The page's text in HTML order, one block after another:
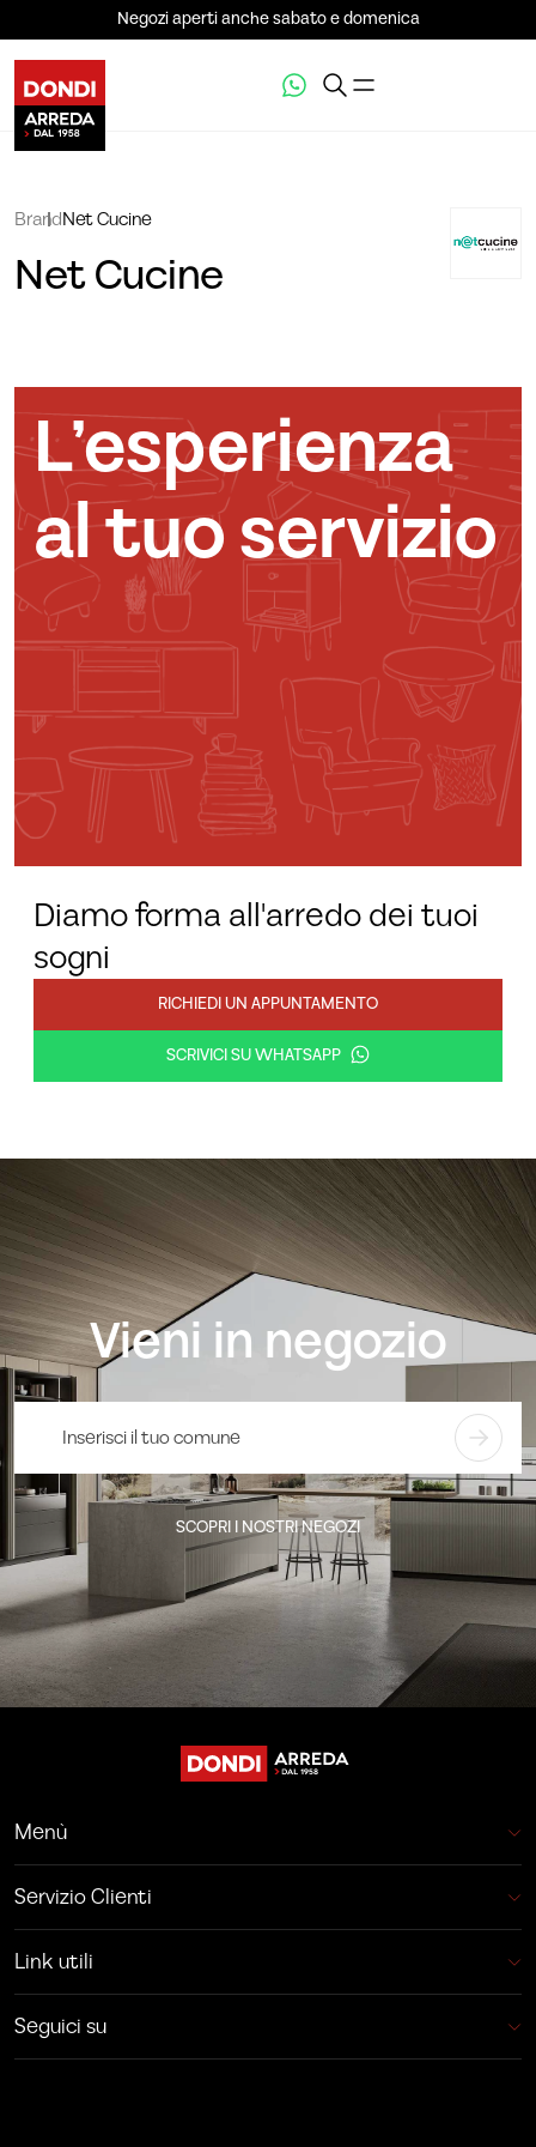
Negozi aperti anche sabato e domenica
BrandNet Cucine
Net Cucine
L’esperienza
al tuo servizio
Diamo forma all'arredo dei tuoi
sogni
RICHIEDI UN APPUNTAMENTO
SCRIVICI SU WHATSAPP
Vieni in negozio
SCOPRI I NOSTRI NEGOZI
Menù
Servizio Clienti
Link utili
Seguici su